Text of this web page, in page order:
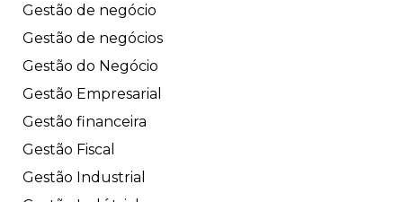
Gestão de negócio
Gestão de negócios
Gestão do Negócio
Gestão Empresarial
Gestão financeira
Gestão Fiscal
Gestão Industrial